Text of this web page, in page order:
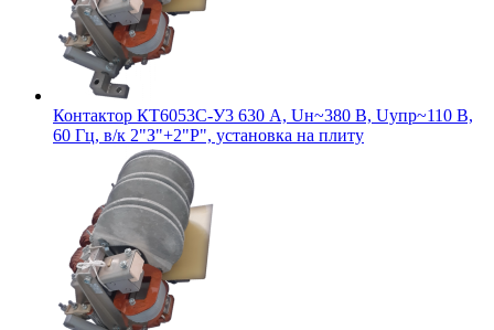
Контактор КТ6053С-У3 630 А, Uн~380 В, Uупр~110 В,
60 Гц, в/к 2"З"+2"Р", установка на плиту